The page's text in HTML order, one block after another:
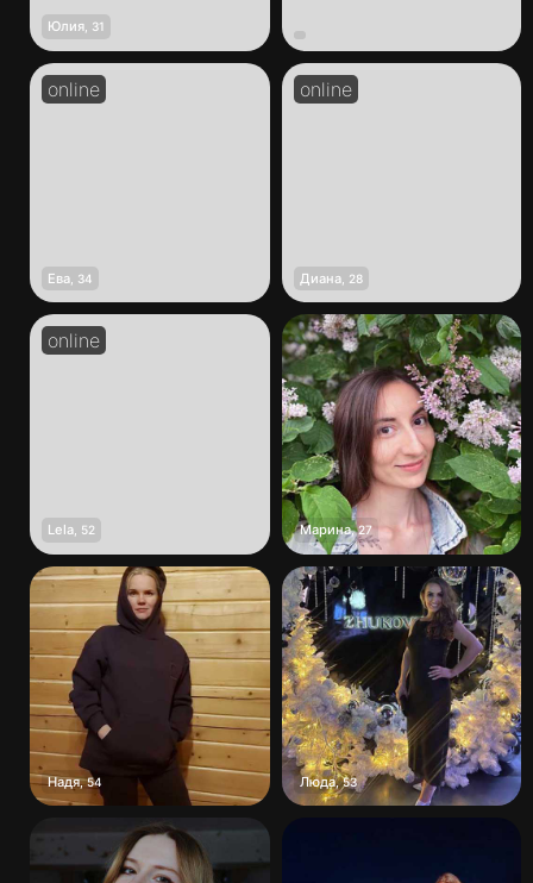
Юлия 31
Ева 34 Диана, 28
Lela 52 Марина,27
Надя,54 Люда,53